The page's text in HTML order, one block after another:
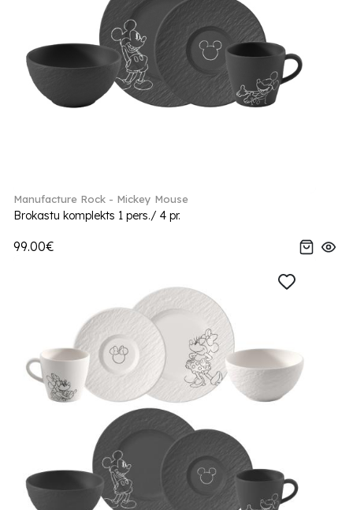
Manufacture Rock - Mickey Mouse
Brokastu komplekts 1 pers./ 4 pr.
99.00€